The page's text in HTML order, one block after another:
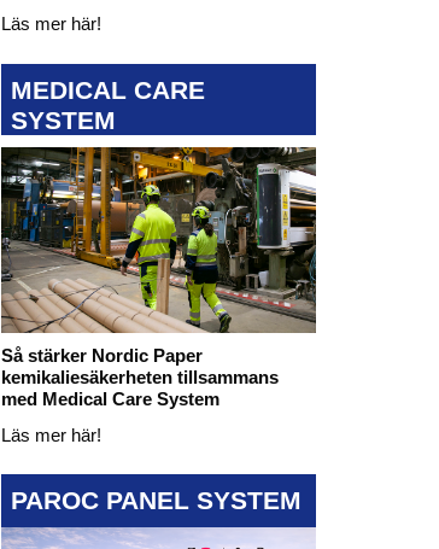
Läs mer här!
MEDICAL CARE
SYSTEM
Så stärker Nordic Paper
kemikaliesäkerheten tillsammans
med Medical Care System
Läs mer här!
PAROC PANEL SYSTEM